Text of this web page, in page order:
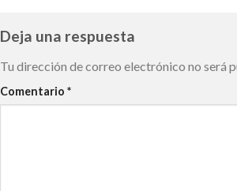
Deja una respuesta
Tu dirección de correo electrónico no será
Comentario *